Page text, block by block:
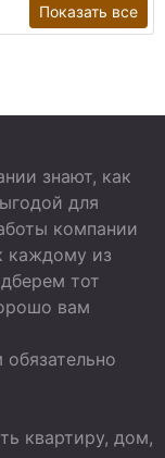
Показать все
знают, как
для
компании
каждому из
тот
вам
квартиру, дом,